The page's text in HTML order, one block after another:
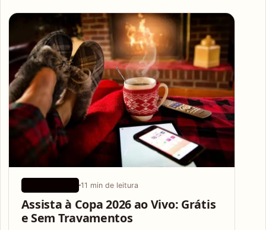
Articles
11 min de leitura
Assista à Copa 2026 ao Vivo: Grátis
e Sem Travamentos